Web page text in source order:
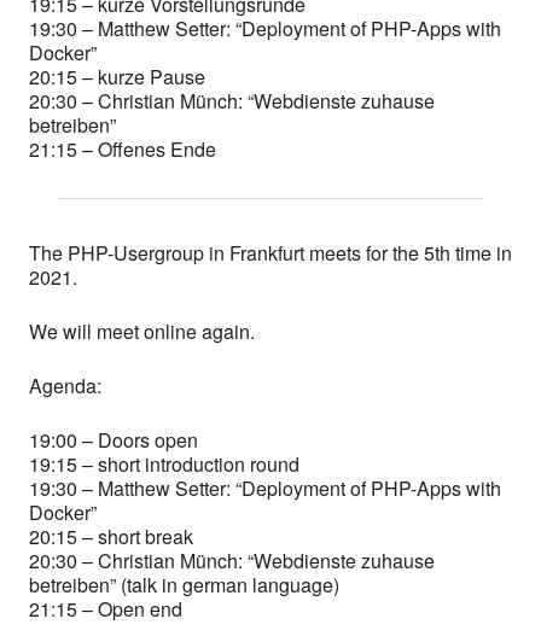
19:30 – Matthew Setter: “Deployment of PHP-Apps with
Docker”
20:15 – kurze Pause
20:30 – Christian Münch: “Webdienste zuhause
betreiben”
21:15 – Offenes Ende
The PHP-Usergroup in Frankfurt meets for the 5th time in
2021.
We will meet online again.
Agenda:
19:00 – Doors open
19:15 – short introduction round
19:30 – Matthew Setter: “Deployment of PHP-Apps with
Docker”
20:15 – short break
20:30 – Christian Münch: “Webdienste zuhause
betreiben” (talk in german language)
21:15 – Open end